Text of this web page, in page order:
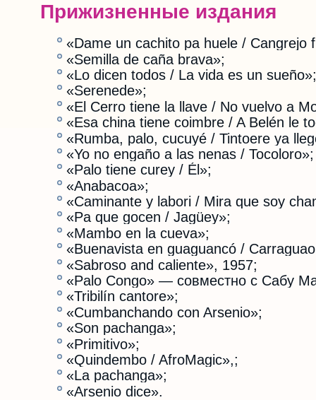
Прижизненные издания
«Dame un cachito pa huele /
«Semilla de caña brava»;
«Lo dicen todos / La vida es un sueño»;
«Serenede»;
«El Cerro tiene la llave / No vuelvo a
«Esa china tiene coimbre / A Belén le
«Rumba, palo, cucuyé / Tintoere ya
«Yo no engaño a las nenas / Tocoloro»;
«Palo tiene curey / Él»;
«Anabacoa»;
«Caminante y labori / Mira que soy
«Pa que gocen / Jagüey»;
«Mambo en la cueva»;
«Buenavista en guaguancó /
«Sabroso and caliente», 1957;
«Palo Congo» — совместно с Сабу
«Tribilín cantore»;
«Cumbanchando con Arsenio»;
«Son pachanga»;
«Primitivo»;
«Quindembo / AfroMagic»,;
«La pachanga»;
«Arsenio dice».